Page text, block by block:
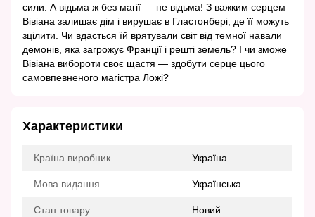
сили. А відьма ж без магії — не відьма! З важким серцем
Вівіана залишає дім і вирушає в Гластонбері, де її можуть
зцілити. Чи вдасться їй врятували світ від темної навали
демонів, яка загрожує Франції і решті земель? І чи зможе
Вівіана вибороти своє щастя — здобути серце цього
самовпевненого магістра Ложі?
Характеристики
Країна виробник Україна
Мова видання Українська
Стан товару Новий